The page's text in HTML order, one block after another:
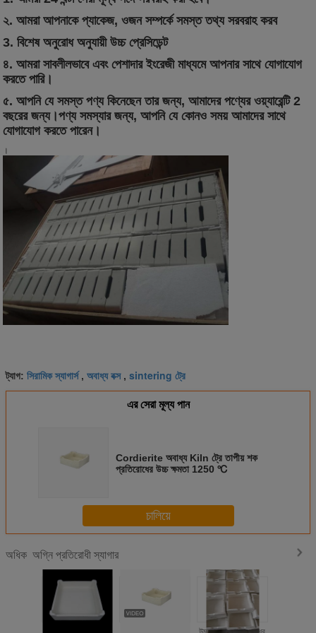
২. আমরা আপনাকে প্যাকেজ, ওজন সম্পর্কে সমস্ত তথ্য সরবরাহ করব
3. বিশেষ অনুরোধ অনুযায়ী উচ্চ প্রেসিডেন্ট
৪. আমরা সাবলীলভাবে এবং পেশাদার ইংরেজী মাধ্যমে আপনার সাথে যোগাযোগ
করতে পারি।
৫. আপনি যে সমস্ত পণ্য কিনেছেন তার জন্য, আমাদের পণ্যের ওয়্যারেন্টি 2
বছরের জন্য।পণ্য সমস্যার জন্য, আপনি যে কোনও সময় আমাদের সাথে
যোগাযোগ করতে পারেন।
।
ট্যাগ: সিরামিক স্যাগার্স, অবাধ্য বক্স, sintering ট্রে
এর সেরা মূল্য পান
Cordierite অবাধ্য Kiln ট্রে তাপীয় শক
প্রতিরোধের উচ্চ ক্ষমতা 1250 ℃
চালিয়ে
অধিক অগ্নি প্রতিরোধী স্যাগার